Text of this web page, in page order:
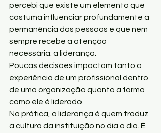
percebi que existe um elemento que
costuma influenciar profundamente a
permanência das pessoas e que nem
sempre recebe a atenção
necessária: a liderança.
Poucas decisões impactam tanto a
experiência de um profissional dentro
de uma organização quanto a forma
como ele é liderado.
Na prática, a liderança é quem traduz
a cultura da instituição no dia a dia. É